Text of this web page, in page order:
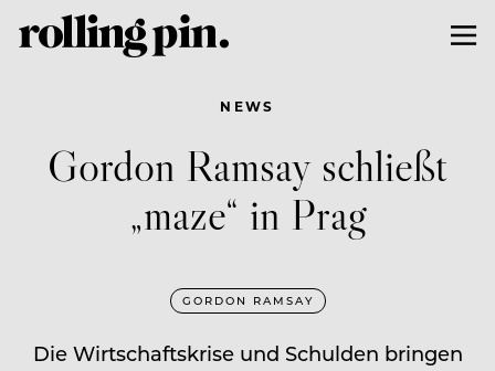
NEWS
Gordon Ramsay schließt
„maze“ in Prag
GORDON RAMSAY
Die Wirtschaftskrise und Schulden bringen